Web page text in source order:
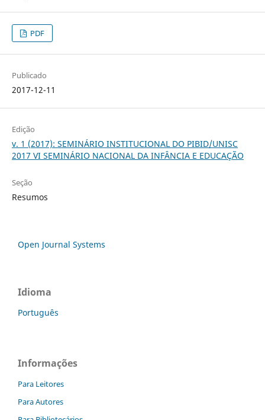
PDF
Publicado
2017-12-11
Edição
v. 1 (2017): SEMINÁRIO INSTITUCIONAL DO PIBID/UNISC
2017 VI SEMINÁRIO NACIONAL DA INFÂNCIA E EDUCAÇÃO
Seção
Resumos
Open Journal Systems
Idioma
Português
Informações
Para Leitores
Para Autores